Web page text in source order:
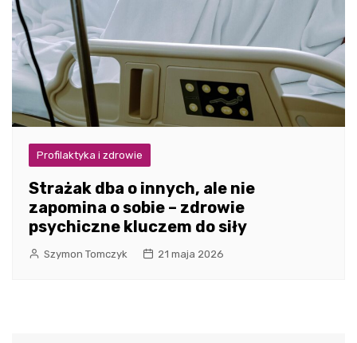
Profilaktyka i zdrowie
Strażak dba o innych, ale nie
zapomina o sobie – zdrowie
psychiczne kluczem do siły
Szymon Tomczyk 21 maja 2026